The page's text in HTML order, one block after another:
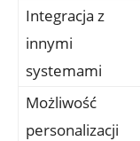
Integracja⁣ z
innymi‌
systemami
Możliwość
personalizacji